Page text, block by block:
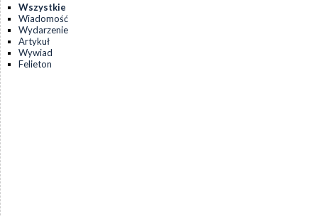
Wszystkie
Wiadomość
Wydarzenie
Artykuł
Wywiad
Felieton